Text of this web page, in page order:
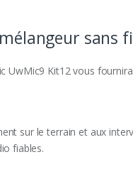
sans
UwMic9 Kit12 vous
sur le terrain et aux
fiables.